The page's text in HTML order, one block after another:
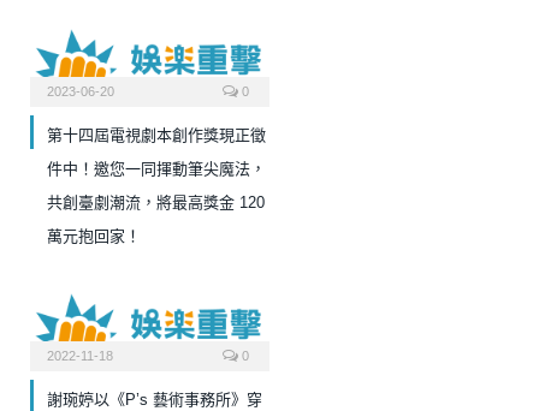
2023-06-20 0
第十四屆電視劇本創作獎現正徵
件中！邀您一同揮動筆尖魔法，
共創臺劇潮流，將最高獎金 120
萬元抱回家！
2022-11-18 0
謝琬婷以《P’s 藝術事務所》穿